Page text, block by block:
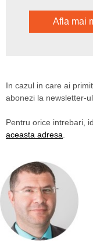
Afla mai
In cazul in care ai
abonezi la newsletter-
Pentru orice intrebari,
aceasta adresa